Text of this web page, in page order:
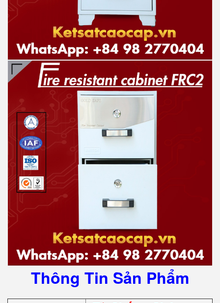
Thông Tin Sản Phẩm